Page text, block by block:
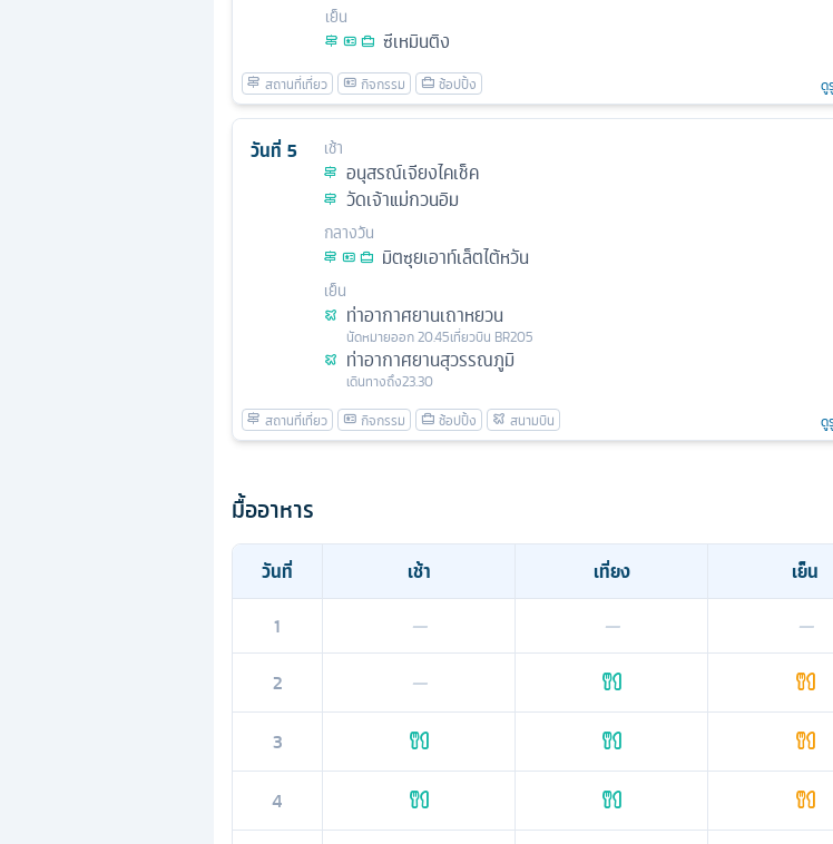
เย็น
ซีเหมินติง
ดู
วันที่ 5 เช้า
อนุสรณ์เจียงไคเช็ค
วัดเจ้าแม่กวนอิม
กลางวัน
มิตซุยเอาท์เล็ตไต้หวัน
เย็น
ท่าอากาศยานเถาหยวน
นัดหมายออก20.45เที่ยวบิน BR205
ท่าอากาศยานสุวรรณภูมิ
เดินทางถึง23.30
ดู
มื้ออาหาร
วันที่ เช้า เที่ยง
เย็น
1
— —
—
2
—
3
4